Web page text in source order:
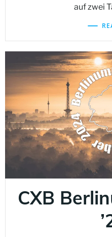
auf zwei
CXB